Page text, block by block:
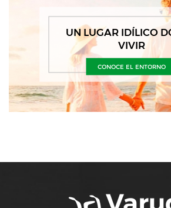
UN LUGAR IDÍLICO
VIVIR
CONOCE EL ENTORNO